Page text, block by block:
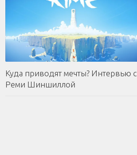
Куда приводят мечты? Интервью с
Реми Шиншиллой